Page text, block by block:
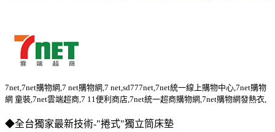
7net,7net購物網,7 net購物網,7 net,sd777net,7net統一線上購物中心,7net購物
網 童裝,7net雲端超商,7 11便利商店,7net統一超商購物網,7net購物網發熱衣,
◆全台獨家最新技術-"捲式"獨立筒床墊